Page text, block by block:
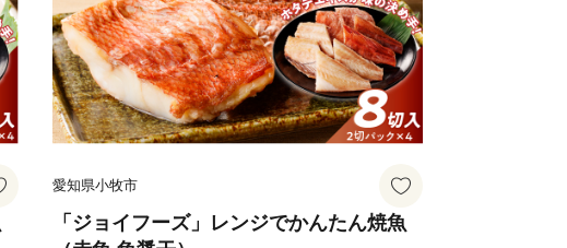
な事業）への寄附
円
につきましては、一旦「ふるさと応援基金」に
各事業に活用させていただきます。
愛知県小牧市
「ジョイフーズ」レンジでかんたん焼魚